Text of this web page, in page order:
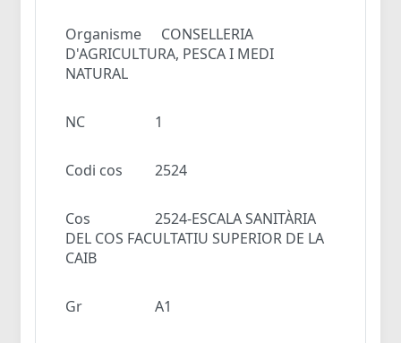
Organisme
CONSELLERIA
D'AGRICULTURA, PESCA I MEDI
NATURAL
NC 1
Codi cos 2524
Cos
2524-ESCALA SANITÀRIA
DEL COS FACULTATIU SUPERIOR DE LA
CAIB
Gr A1